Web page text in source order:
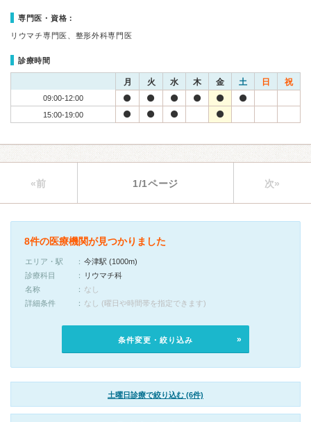
専門医・資格：
リウマチ専門医、整形外科専門医
診療時間
月 火 水 木 金 土 日 祝
09:00-12:00
15:00-19:00
«前 1/1ページ 次»
8件の医療機関が見つかりました
エリア・駅
今津駅 (1000m)
診療科目
リウマチ科
名称
なし
詳細条件
なし (曜日や時間帯を指定できます)
条件変更・絞り込み
土曜日診療で絞り込む (6件)